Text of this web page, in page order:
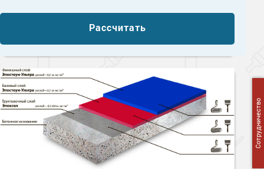
Рассчитать
Сотрудничество